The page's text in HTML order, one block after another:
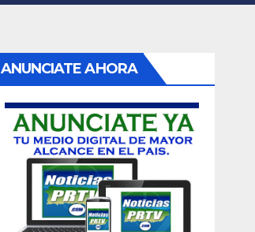
ANUNCIATE AHORA